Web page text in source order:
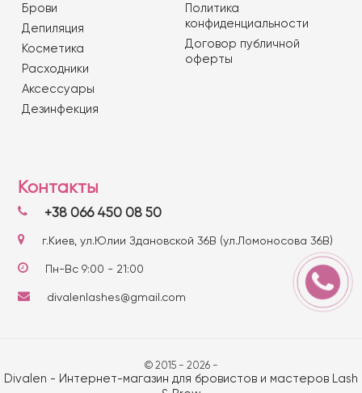
Брови
Депиляция
Косметика
Расходники
Аксессуары
Дезинфекция
Политика
конфиденциальности
Договор публичной
оферты
Контакты
+38 066 450 08 50
г.Киев, ул.Юлии Здановской 36В (ул.Ломоносова 36В)
Пн-Вс 9:00 - 21:00
divalenlashes@gmail.com
© 2015 - 2026 -
Divalen - Интернет-магазин для бровистов и мастеров Lash